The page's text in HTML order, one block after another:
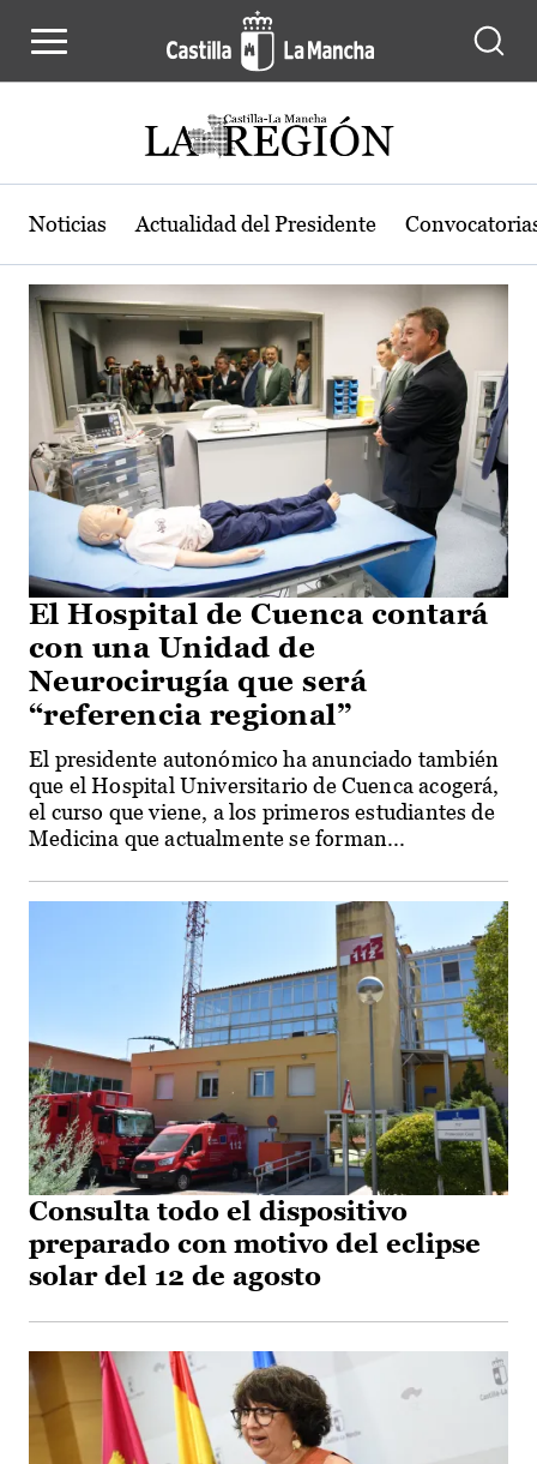
Actualidad de la región de Castilla-
Noticias Actualidad del Presidente
El Hospital de Cuenca contará
con una Unidad de
Neurocirugía que será
“referencia regional”
El presidente autonómico ha anunciado también
que el Hospital Universitario de Cuenca acogerá,
el curso que viene, a los primeros estudiantes de
Medicina que actualmente se forman...
Consulta todo el dispositivo
preparado con motivo del eclipse
solar del 12 de agosto